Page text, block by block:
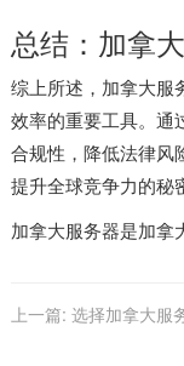
总结：加拿
综上所述，加拿大服
效率的重要工具。通
合规性，降低法律风
提升全球竞争力的秘
加拿大服务器是加拿
上一篇: 选择加拿大服